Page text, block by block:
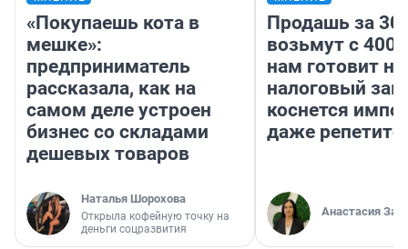
«Покупаешь кота в
мешке»:
предприниматель
рассказала, как на
самом деле устроен
бизнес со складами
дешевых товаров
Наталья Шорохова
Открыла кофейную точку на
деньги соцразвития
Продашь за
возьмут с
нам готовит
налоговый
коснется
даже
Анастасия